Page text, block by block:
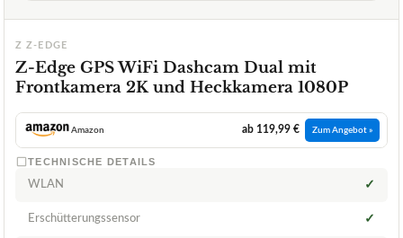
Z Z-EDGE
Z-Edge GPS WiFi Dashcam Dual mit
Frontkamera 2K und Heckkamera 1080P
Amazon ab 119,99 € Zum Angebot »
TECHNISCHE DETAILS
WLAN ✓
Erschütterungssensor ✓